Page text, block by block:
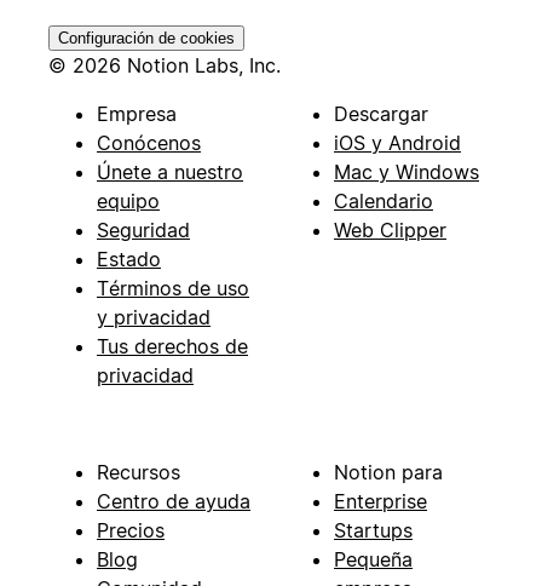
Configuración de cookies
© 2026 Notion Labs, Inc.
Empresa
Conócenos
Únete a nuestro
equipo
Seguridad
Estado
Términos de uso
y privacidad
Tus derechos de
privacidad
Descargar
iOS y Android
Mac y Windows
Calendario
Web Clipper
Recursos
Centro de ayuda
Precios
Blog
Notion para
Enterprise
Startups
Pequeña